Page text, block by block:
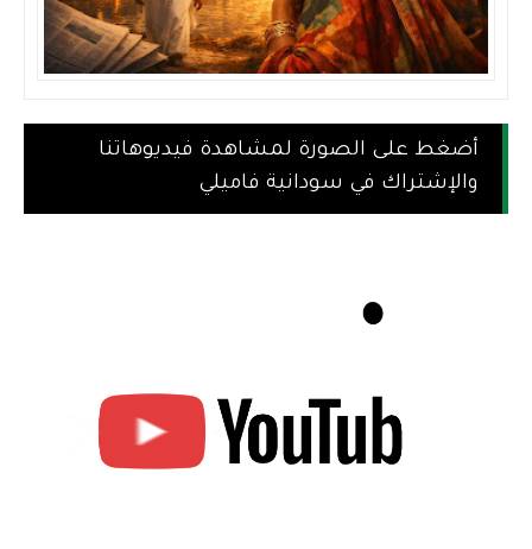
أضغط على الصورة لمشاهدة فيديوهاتنا
والإشتراك في سودانية فاميلي